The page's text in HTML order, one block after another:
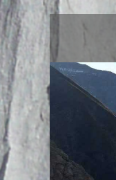
Zum
Inhalt
springen